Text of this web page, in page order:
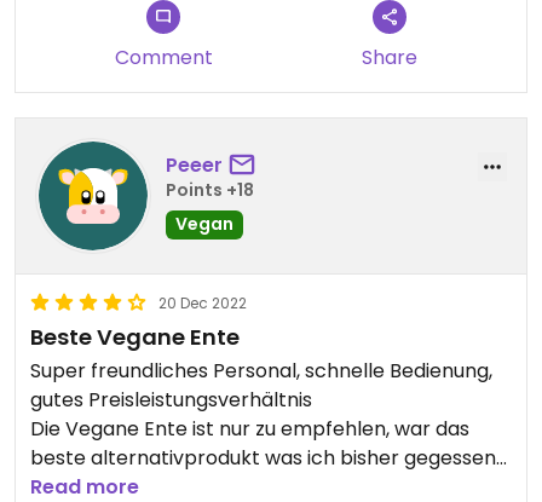
Comment Share
Peeer
Points +18
Vegan
20 Dec 2022
Beste Vegane Ente
Super freundliches Personal, schnelle Bedienung,
gutes Preisleistungsverhältnis
Die Vegane Ente ist nur zu empfehlen, war das
beste alternativprodukt was ich bisher gegessen
habe!
Read more